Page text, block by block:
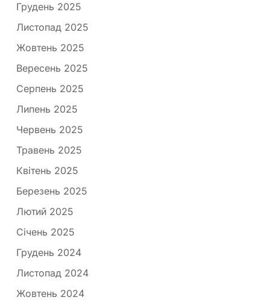
Грудень 2025
Листопад 2025
Жовтень 2025
Вересень 2025
Серпень 2025
Липень 2025
Червень 2025
Травень 2025
Квітень 2025
Березень 2025
Лютий 2025
Січень 2025
Грудень 2024
Листопад 2024
Жовтень 2024